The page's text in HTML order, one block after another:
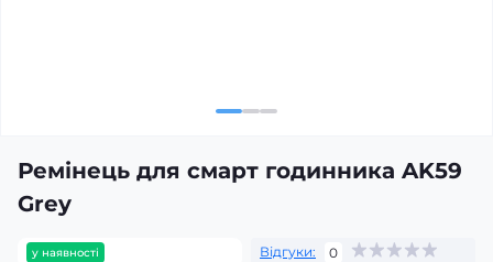
Ремінець для смарт годинника AK59
Grey
у наявності Відгуки:
0